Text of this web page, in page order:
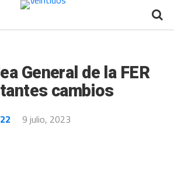
General de la FER
cambios
9 julio, 2023